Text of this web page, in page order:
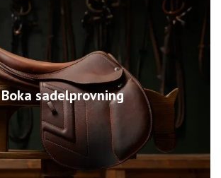
Boka sadelprovning